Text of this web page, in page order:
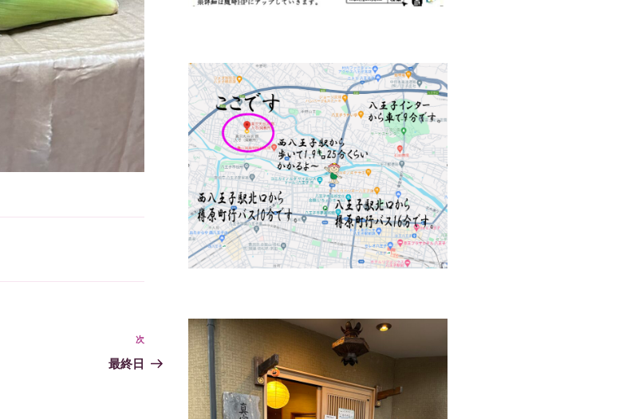
次
の
次
最終日